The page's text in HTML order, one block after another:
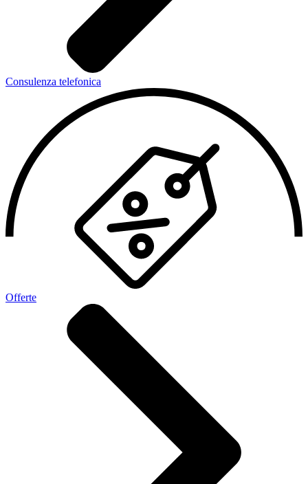
Consulenza telefonica
Offerte